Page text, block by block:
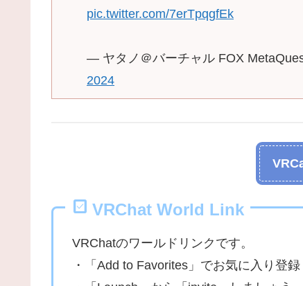
pic.twitter.com/7erTpqgfEk
— ヤタノ＠バーチャル FOX
2024
VRChat World Link
VRChatのワールドリンクです。
・「Add to Favorites」でお気に入り登録